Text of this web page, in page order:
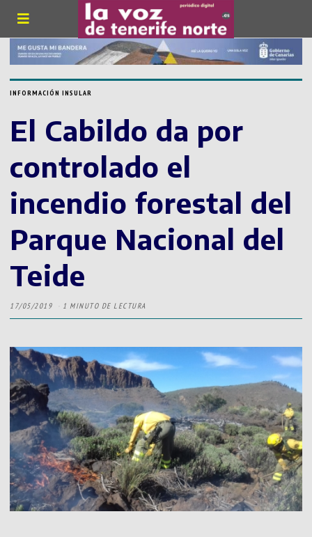
INFORMACIÓN INSULAR
El Cabildo da por
controlado el
incendio forestal del
Parque Nacional del
Teide
17/05/2019 1 MINUTO DE LECTURA